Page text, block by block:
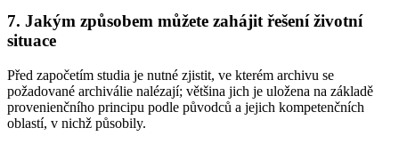
7. Jakým způsobem můžete zahájit řešení životní
situace
Před započetím studia je nutné zjistit, ve kterém archivu se
požadované archiválie nalézají; většina jich je uložena na základě
provenienčního principu podle původců a jejich kompetenčních
oblastí, v nichž působily.